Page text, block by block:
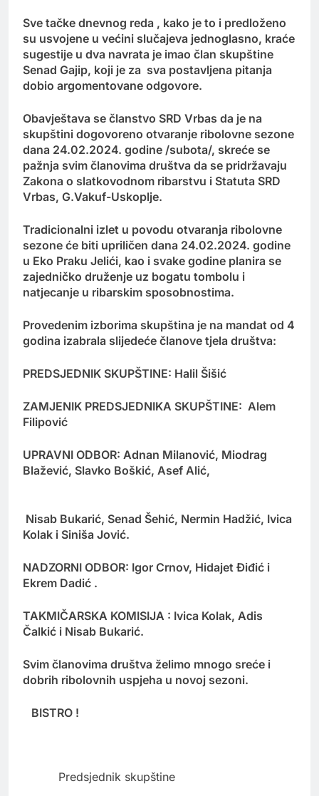
Sve tačke dnevnog reda , kako je to i predloženo
su usvojene u većini slučajeva jednoglasno, kraće
sugestije u dva navrata je imao član skupštine
Senad Gajip, koji je za sva postavljena pitanja
dobio argomentovane odgovore.
Obavještava se članstvo SRD Vrbas da je na
skupštini dogovoreno otvaranje ribolovne sezone
dana 24.02.2024. godine /subota/, skreće se
pažnja svim članovima društva da se pridržavaju
Zakona o slatkovodnom ribarstvu i Statuta SRD
Vrbas, G.Vakuf-Uskoplje.
Tradicionalni izlet u povodu otvaranja ribolovne
sezone će biti upriličen dana 24.02.2024. godine
u Eko Praku Jelići, kao i svake godine planira se
zajedničko druženje uz bogatu tombolu i
natjecanje u ribarskim sposobnostima.
Provedenim izborima skupština je na mandat od 4
godina izabrala slijedeće članove tjela društva:
PREDSJEDNIK SKUPŠTINE: Halil Šišić
ZAMJENIK PREDSJEDNIKA SKUPŠTINE: Alem
Filipović
UPRAVNI ODBOR: Adnan Milanović, Miodrag
Blažević, Slavko Boškić, Asef Alić,
Nisab Bukarić, Senad Šehić, Nermin Hadžić, Ivica
Kolak i Siniša Jović.
NADZORNI ODBOR: Igor Crnov, Hidajet Điđić i
Ekrem Dadić .
TAKMIČARSKA KOMISIJA : Ivica Kolak, Adis
Čalkić i Nisab Bukarić.
Svim članovima društva želimo mnogo sreće i
dobrih ribolovnih uspjeha u novoj sezoni.
BISTRO !
Predsjednik skupštine